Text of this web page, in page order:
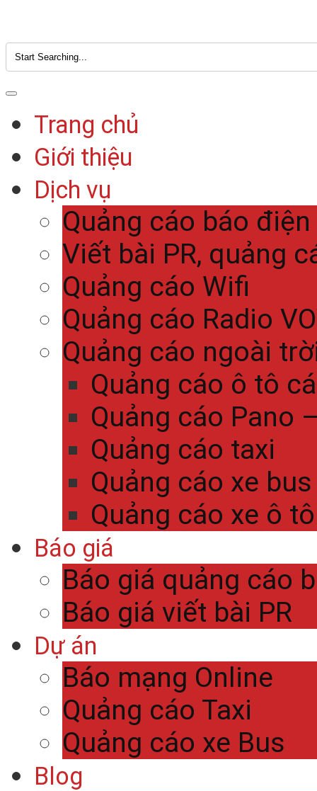
Trang chủ
Giới thiệu
Dịch vụ
Quảng cáo báo
Viết bài PR, quảng
Quảng cáo Wifi
Quảng cáo Radio
Quảng cáo ngoài
Quảng cáo ô tô
Quảng cáo Pano
Quảng cáo taxi
Quảng cáo xe bus
Quảng cáo xe ô
Báo giá
Báo giá quảng cáo
Báo giá viết bài PR
Dự án
Báo mạng Online
Quảng cáo Taxi
Quảng cáo xe Bus
Blog